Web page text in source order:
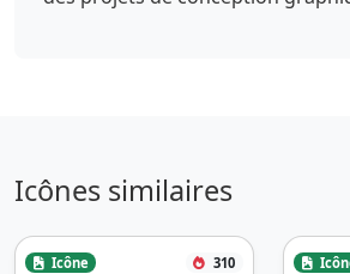
Icônes similaires
Icône 310